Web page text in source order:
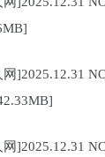
]2025.12.31
]2025.12.31